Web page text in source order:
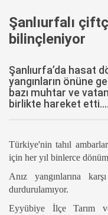
Şanlıurfalı
bilinçleniyor
Şanlıurfa’da hasat
yangınların önüne
bazı muhtar ve
birlikte hareket etti....
Türkiye'nin tahıl
için her yıl binlerce
Anız yangınlarına
durdurulamıyor.
Eyyübiye İlçe Tarım